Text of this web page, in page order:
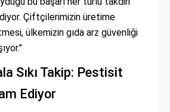
Çiftçilerimizin üretime
ülkemizin gıda arz güvenliği
Sıkı Takip: Pestisit
Ediyor